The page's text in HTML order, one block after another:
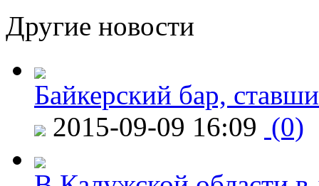
Другие новости
Байкерский бар,
2015-09-09 16:09 (0)